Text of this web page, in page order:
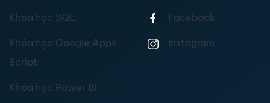
Khóa học SQL
Khóa học Google Apps
Script
Khóa học Power BI
Facebook
Instagram